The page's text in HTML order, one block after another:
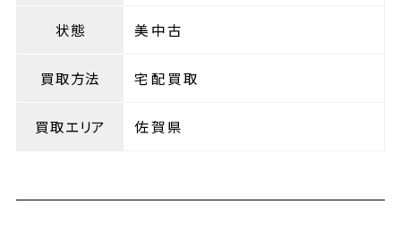
状態 美中古
買取方法 宅配買取
買取エリア 佐賀県